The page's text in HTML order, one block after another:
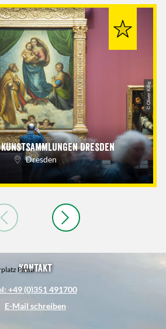
Dresden
Dresden
© Oliver Killig
Pirna
Kontakt
+49 (0)351 491700
E-Mail schreiben